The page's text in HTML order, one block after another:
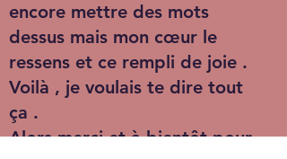
encore mettre des mots
dessus mais mon cœur le
ressens et ce rempli de joie .
Voilà , je voulais te dire tout
ça .
Alors merci et à bientôt pour